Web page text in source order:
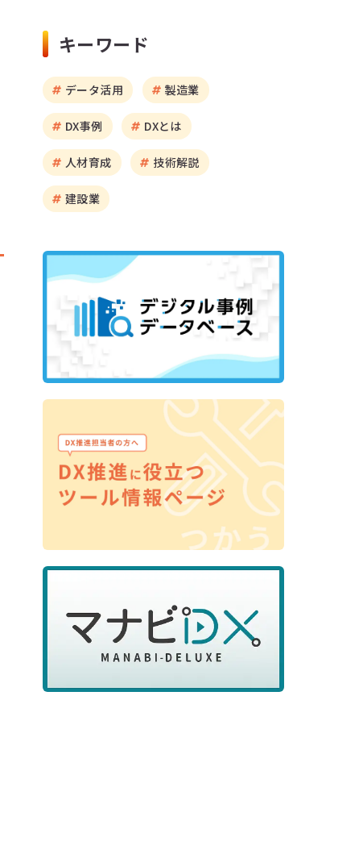
キーワード
データ活用 製造業
DX事例 DXとは
人材育成 技術解説
建設業